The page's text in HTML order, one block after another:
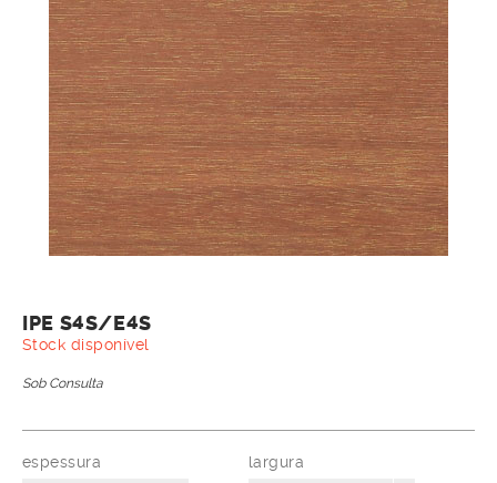
IPE S4S/E4S
Stock disponível
Sob Consulta
espessura
largura